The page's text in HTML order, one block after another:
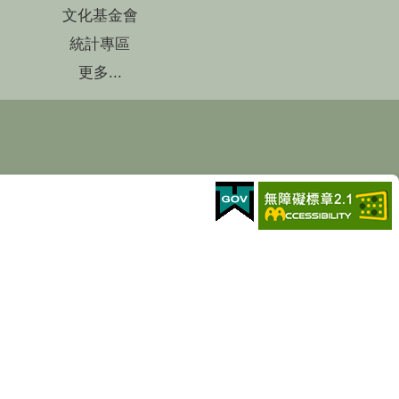
文化基金會
統計專區
更多...